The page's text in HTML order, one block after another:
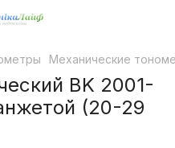
Механические
BK 2001-
(20-29